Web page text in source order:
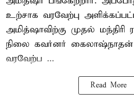
உற்சாக வரவேற்பு
அமித்ஷாவிற்கு முதல்
நிலை கவர்னர்
வரவேற்ப ...
Read More